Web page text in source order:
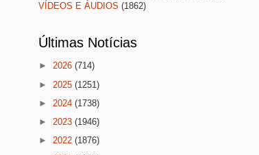
VÍDEOS E ÁUDIOS (1862)
Últimas Notícias
► 2026 (714)
► 2025 (1251)
► 2024 (1738)
► 2023 (1946)
► 2022 (1876)